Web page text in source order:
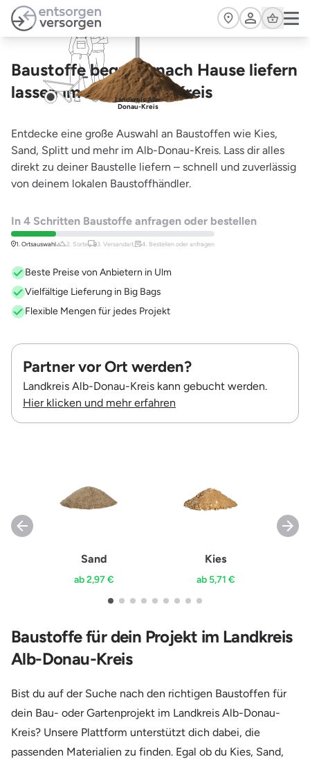
Zum Hauptinhalt springen
Cart
Baustoffe bequem nach Hause liefern
lassen im Alb-Donau-Kreis
Landkreis Alb-
Donau-Kreis
Entdecke eine große Auswahl an Baustoffen wie Kies,
Sand, Splitt und mehr im Alb-Donau-Kreis. Lass dir alles
direkt zu deiner Baustelle liefern – schnell und zuverlässig
von deinem lokalen Baustoffhändler.
In 4 Schritten Baustoffe anfragen oder bestellen
1. Ortsauswahl 2. Sorte 3. Versandart, 4. Bestellen oder anfragen
Beste Preise von Anbietern in Ulm
Vielfältige Lieferung in Big Bags
Flexible Mengen für jedes Projekt
Partner vor Ort werden?
Landkreis Alb-Donau-Kreis kann gebucht werden.
Hier klicken und mehr erfahren
Sand
ab 2,97 €
Kies
ab 5,71 €
Baustoffe für dein Projekt im Landkreis
Alb-Donau-Kreis
Bist du auf der Suche nach den richtigen Baustoffen für
dein Bau- oder Gartenprojekt im Landkreis Alb-Donau-
Kreis? Unsere Plattform unterstützt dich dabei, die
passenden Materialien zu finden. Egal ob du Kies, Sand,